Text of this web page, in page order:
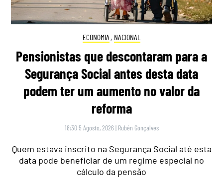
ECONOMIA , NACIONAL
Pensionistas que descontaram para a
Segurança Social antes desta data
podem ter um aumento no valor da
reforma
18:30 5 Agosto, 2026 | Rubén Gonçalves
Quem estava inscrito na Segurança Social até esta
data pode beneficiar de um regime especial no
cálculo da pensão